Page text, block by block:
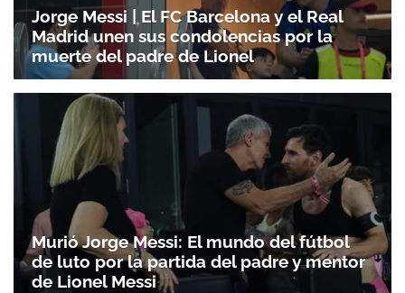
Jorge Messi | El FC Barcelona y el Real
Madrid unen sus condolencias por la
muerte del padre de Lionel
Murió Jorge Messi: El mundo del fútbol
de luto por la partida del padre y mentor
de Lionel Messi